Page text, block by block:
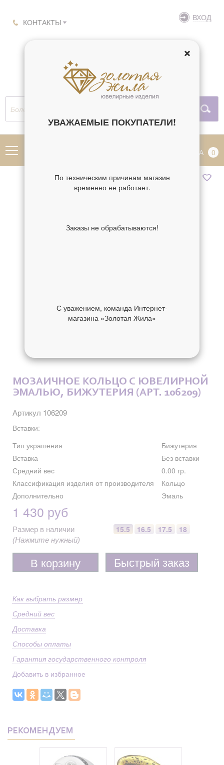
КОНТАКТЫ ВХОД
КОРЗИНА 0
МОЗАИЧНОЕ КОЛЬЦО С ЮВЕЛИРНОЙ
ЭМАЛЬЮ, БИЖУТЕРИЯ (АРТ. 106209)
Артикул 106209
Вставки:
Тип украшения
Бижутерия
Вставка
Без вставки
Средний вес
0.00 гр.
Классификация изделия от производителя
Кольцо
Дополнительно
Эмаль
1 430 руб
Размер в наличии
(Нажмите нужный)
15.5 16.5 17.5 18
В корзину Быстрый заказ
Как выбрать размер
Средний вес
Доставка
Способы оплаты
Гарантия государственного контроля
Добавить в избранное
РЕКОМЕНДУЕМ
УВАЖАЕМЫЕ ПОКУПАТЕЛИ!
По техническим причинам магазин
временно не работает.
Заказы не обрабатываются!
С уважением, команда Интернет-
магазина «Золотая Жила»